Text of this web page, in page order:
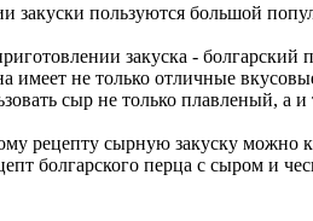
закуски пользуются большой
закуска -
имеет не только отличные
сыр не только плавленый, а
рецепту сырную закуску можно
болгарского перца с сыром и